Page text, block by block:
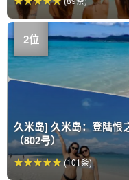
久米岛] 久米岛：登陆恨
（802号）
(101条)